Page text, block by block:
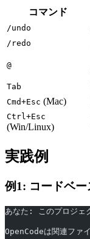
コマンド
/undo
/redo
@
Tab
Cmd+Esc (Mac)
Ctrl+Esc
(Win/Linux)
実践例
例1: コードベ
あなた: このプロジェ
OpenCodeは関連ファ